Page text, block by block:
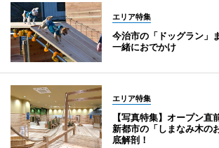
エリア特集
今治市の「ドッグラン
一緒におでかけ
エリア特集
【写真特集】オープン
新都市の「しまなみ木の
底解剖！